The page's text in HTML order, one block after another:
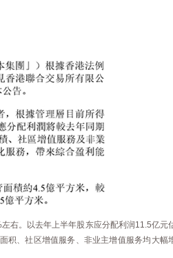
右。以去年上半年股东应分配利润11.5亿元
积、社区增值服务、非业主增值服务均大幅